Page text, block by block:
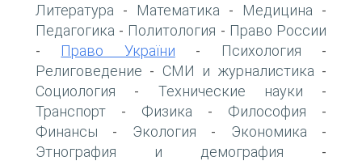
Литература - Математика - Медицина -
Педагогика - Политология - Право России
- Право України - Психология -
Религоведение - СМИ и журналистика -
Социология - Технические науки -
Транспорт - Физика - Философия -
Финансы - Экология - Экономика -
Этнография и демография -